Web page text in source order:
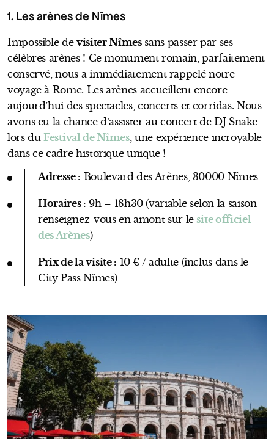
1. Les arènes de Nîmes
Impossible de visiter Nîmessans passer par ses
célèbres arènes ! Ce monument romain, parfaitement
conservé, nous a immédiatement rappelé notre
voyage à Rome. Les arènes accueillent encore
aujourd’hui des spectacles, concerts et corridas. Nous
avons eu la chance d’assister au concert de DJ Snake
lors duFestival de Nîmes, une expérience incroyable
dans ce cadre historique unique !
Adresse : Boulevard des Arènes, 30000 Nîmes
Horaires : 9h – 18h30 (variable selon la saison
renseignez-vous en amont sur le site officiel
des Arènes)
Prix de la visite : 10 € / adulte (inclus dans le
City Pass Nîmes)